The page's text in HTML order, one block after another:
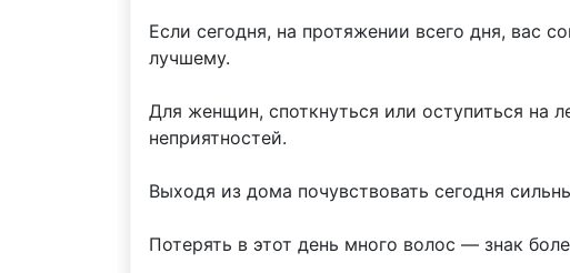
Если сегодня, на протяжении всего дня,
лучшему.
Для женщин, споткнуться или оступиться на
неприятностей.
Выходя из дома почувствовать сегодня
Потерять в этот день много волос — знак